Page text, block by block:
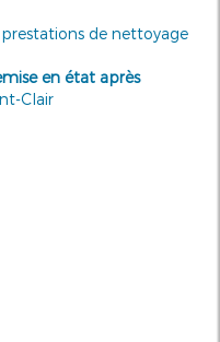
de nettoyage
en état après
Clair